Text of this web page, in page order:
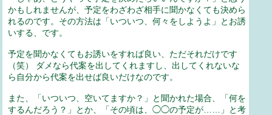
かもしれませんが、予定をわざわざ相手に聞かなくても決めら
れるのです。その方法は「いついつ、何々をしようよ」とお誘
いする、です。
予定を聞かなくてもお誘いをすれば良い、ただそれだけです
（笑） ダメなら代案を出してくれますし、出してくれないな
ら自分から代案を出せば良いだけなのです。
また、「いついつ、空いてますか？」と聞かれた場合、「何を
するんだろう？」とか、「その頃は、◯◯の予定が……」と考